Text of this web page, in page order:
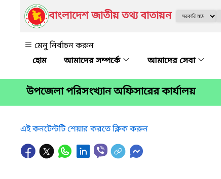
বাংলাদেশ জাতীয় তথ্য বাতায়ন
মেনু নির্বাচন করুন
আমাদের সম্পর্কে
আমাদের সেবা
উপজেলা পরিসংখ্যান অফিসারের কার্যালয়
এই কনটেন্টটি শেয়ার করতে ক্লিক করুন